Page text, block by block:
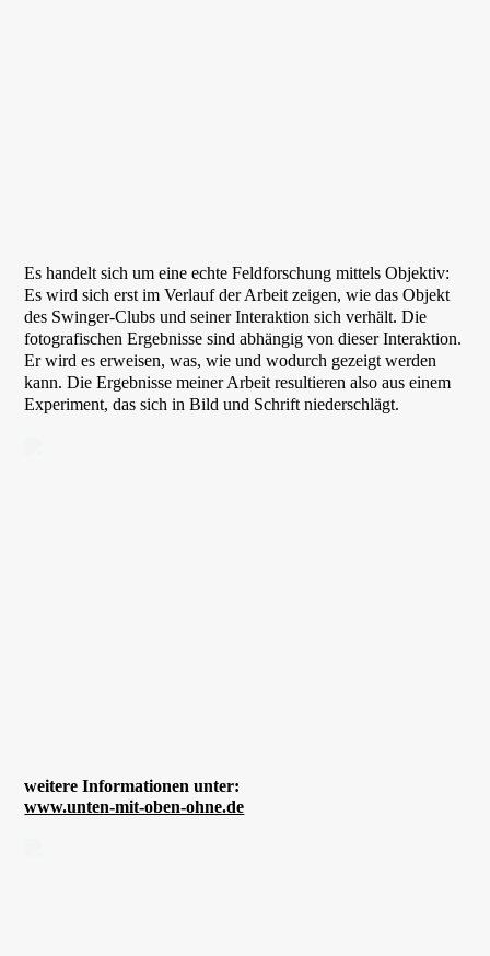
Es handelt sich um eine echte Feldforschung mittels Objektiv:
Es wird sich erst im Verlauf der Arbeit zeigen, wie das Objekt
des Swinger-Clubs und seiner Interaktion sich verhält. Die
fotografischen Ergebnisse sind abhängig von dieser Interaktion.
Er wird es erweisen, was, wie und wodurch gezeigt werden
kann. Die Ergebnisse meiner Arbeit resultieren also aus einem
Experiment, das sich in Bild und Schrift niederschlägt.
weitere Informationen unter:
www.unten-mit-oben-ohne.de